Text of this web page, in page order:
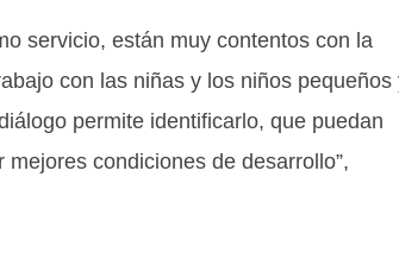
servicio, están muy contentos con la
con las niñas y los niños pequeños
permite identificarlo, que puedan
condiciones de desarrollo”,